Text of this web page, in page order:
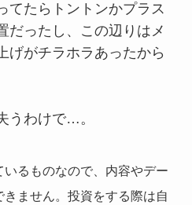
てたらトントンかプラス
だったし、この辺りはメ
げがチラホラあったから
うわけで…。
るものなので、内容やデー
ません。投資をする際は自